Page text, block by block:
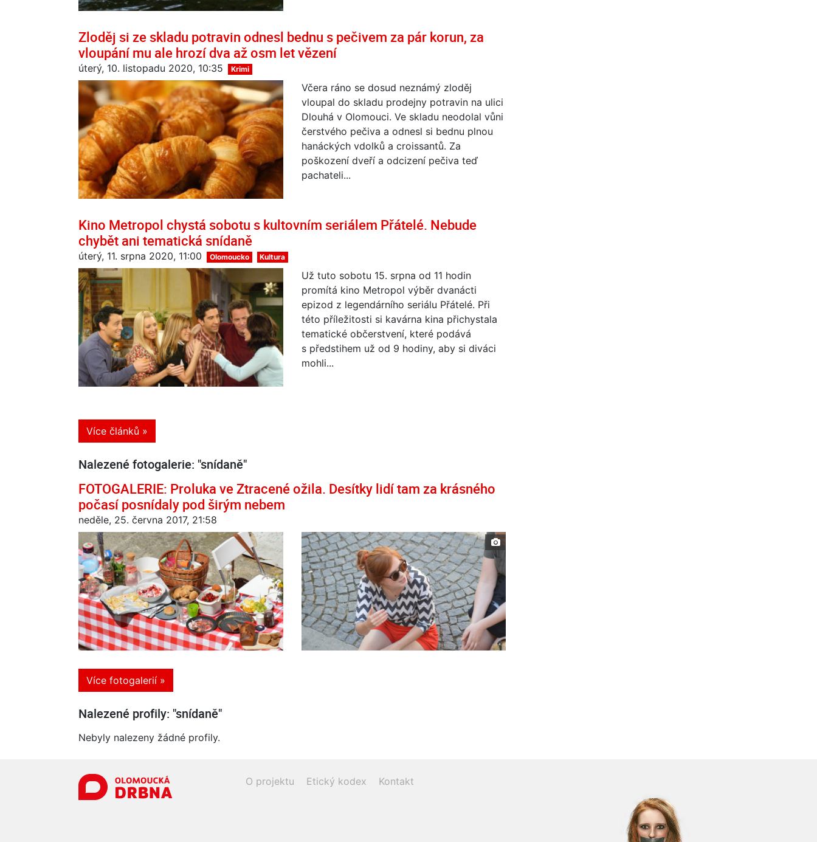
Zloděj si ze skladu potravin odnesl bednu s pečivem za pár korun, za
vloupání mu ale hrozí dva až osm let vězení
úterý, 10. listopadu 2020, 10:35 Krimi
Včera ráno se dosud neznámý zloděj
vloupal do skladu prodejny potravin na ulici
Dlouhá v Olomouci. Ve skladu neodolal vůni
čerstvého pečiva a odnesl si bednu plnou
hanáckých vdolků a croissantů. Za
poškození dveří a odcizení pečiva teď
pachateli...
Kino Metropol chystá sobotu s kultovním seriálem Přátelé. Nebude
chybět ani tematická snídaně
úterý, 11. srpna 2020, 11:00 Olomoucko Kultura
Už tuto sobotu 15. srpna od 11 hodin
promítá kino Metropol výběr dvanácti
epizod z legendárního seriálu Přátelé. Při
této příležitosti si kavárna kina přichystala
tematické občerstvení, které podává
s předstihem už od 9 hodiny, aby si diváci
mohli...
Více článků »
Nalezené fotogalerie: "snídaně"
FOTOGALERIE: Proluka ve Ztracené ožila. Desítky lidí tam za krásného
počasí posnídaly pod širým nebem
neděle, 25. června 2017, 21:58
Více fotogalerií »
Nalezené profily: "snídaně"
Nebyly nalezeny žádné profily.
O projektu Etický kodex Kontakt